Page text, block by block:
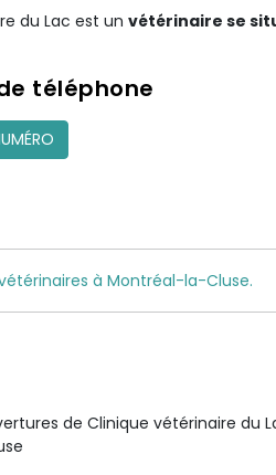
du Lac est un vétérinaire se
téléphone
à Montréal-la-Cluse.
de Clinique vétérinaire du